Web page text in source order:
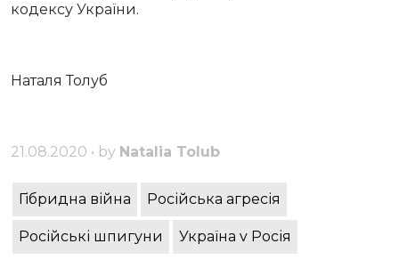
кодексу України.
Наталя Толуб
21.08.2020 • by Natalia Tolub
Гібридна війна Російська агресія
Російські шпигуни Україна v Росія